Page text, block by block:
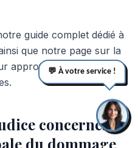
guide complet dédié à
que notre page sur la
approfondir les règles
concernés et
du dommage
💬 À votre service !